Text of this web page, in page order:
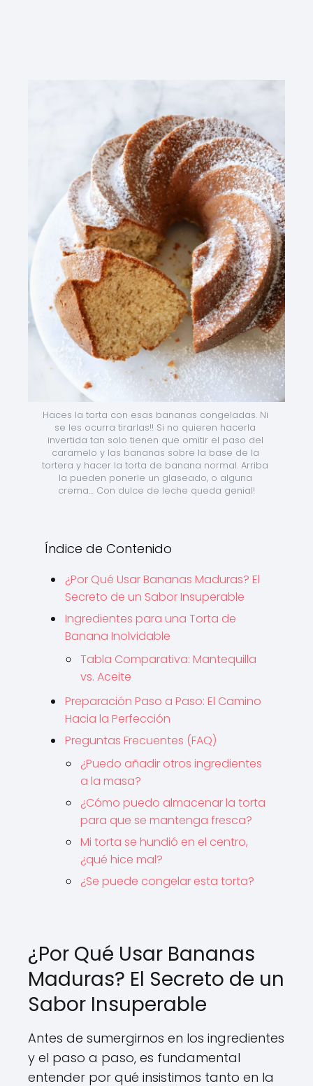
Haces la torta con esas bananas congeladas. Ni
se les ocurra tirarlas!! Si no quieren hacerla
invertida tan solo tienen que omitir el paso del
caramelo y las bananas sobre la base de la
tortera y hacer la torta de banana normal. Arriba
la pueden ponerle un glaseado, o alguna
crema… Con dulce de leche queda genial!
Índice de Contenido
¿Por Qué Usar Bananas Maduras? El
Secreto de un Sabor Insuperable
Ingredientes para una Torta de
Banana Inolvidable
Tabla Comparativa: Mantequilla
vs. Aceite
Preparación Paso a Paso: El Camino
Hacia la Perfección
Preguntas Frecuentes (FAQ)
¿Puedo añadir otros ingredientes
a la masa?
¿Cómo puedo almacenar la torta
para que se mantenga fresca?
Mi torta se hundió en el centro,
¿qué hice mal?
¿Se puede congelar esta torta?
¿Por Qué Usar Bananas
Maduras? El Secreto de un
Sabor Insuperable
Antes de sumergirnos en los ingredientes
y el paso a paso, es fundamental
entender por qué insistimos tanto en la